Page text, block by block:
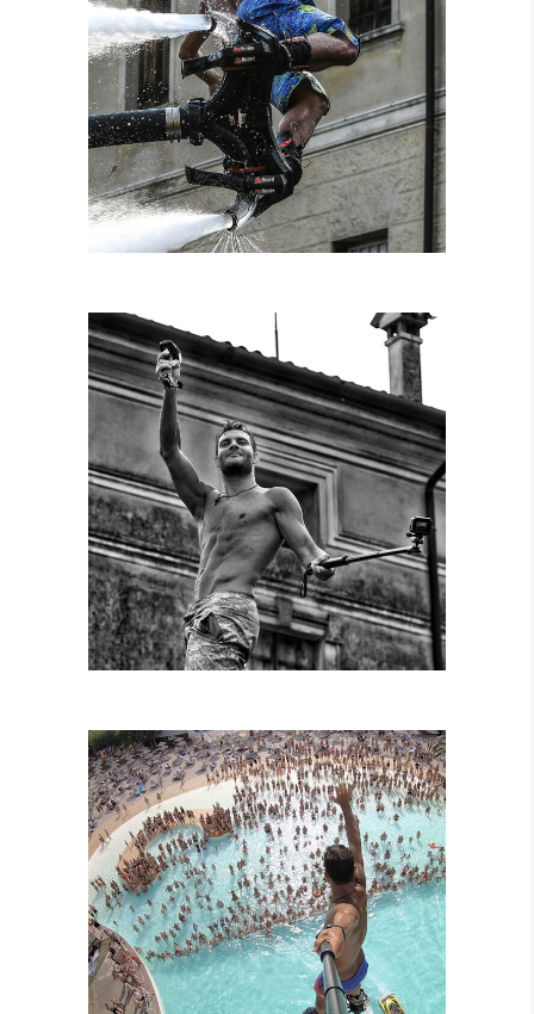
NOLEGGIO
ATTREZZATURE
SPETTACOLI
DIURNI E
NOTTURNI
SPETTACOLI IN
PISCINA